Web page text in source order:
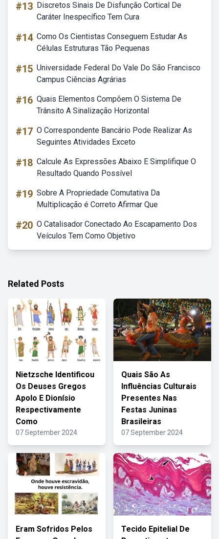
#13 Discretos Sinais De Disfunção Cortical De
Caráter Inespecífico Tem Cura
#14 Como Os Cientistas Conseguem Estudar As
Células Estruturas Tão Pequenas
#15 Universidade Federal Do Vale Do São Francisco
Campus Ciências Agrárias
#16 Quais Elementos Compõem O Sistema De
Trânsito A Sinalização Horizontal
#17 O Correspondente Bancário Pode Realizar As
Seguintes Atividades Exceto
#18 Calcule As Expressões Abaixo E Simplifique O
Resultado Quando Possível
#19 Sobre A Propriedade Comutativa Da
Multiplicação é Correto Afirmar Que
#20 O Catalisador Conectado Ao Escapamento Dos
Veículos Tem Como Objetivo
Related Posts
Nietzsche Identificou
Os Deuses Gregos
Apolo E Dionísio
Respectivamente
Como
07 September 2024
Quais São As
Influências Culturais
Presentes Nas
Festas Juninas
Brasileiras
07 September 2024
Eram Sofridos Pelos
Tecido Epitelial De